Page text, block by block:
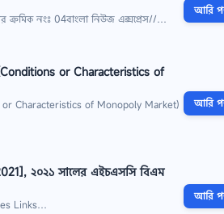
ক্রমিক নংঃ 04বাংলা নিউজ এক্সপ্রেস//…
আরি
(Conditions or Characteristics of
or Characteristics of Monopoly Market)
আরি
২০২১ সালের এইচএসসি বিএম
Links…
আরি